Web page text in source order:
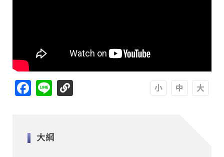
Facebook
Line
大綱